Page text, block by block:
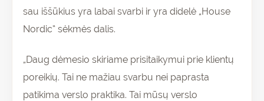
sau iššūkius yra labai svarbi ir yra didelė „House
Nordic“ sėkmės dalis.
„Daug dėmesio skiriame prisitaikymui prie klientų
poreikių. Tai ne mažiau svarbu nei paprasta
patikima verslo praktika. Tai mūsų verslo